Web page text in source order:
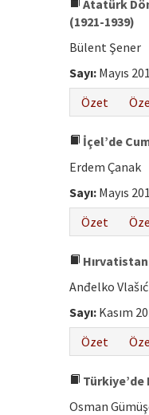
Atatürk
(1921-1939)
Bülent Şener
Sayı: Mayıs
Özet
İçel’de
Erdem Çanak
Sayı: Mayıs
Özet
Anđelko Vlašıć
Sayı: Kasım
Özet
Osman